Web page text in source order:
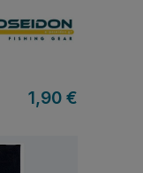
1,90 €